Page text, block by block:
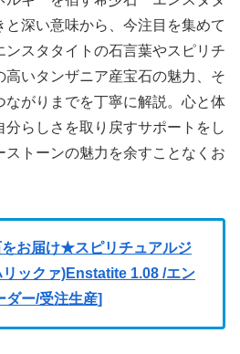
深い意味から、今注目を集めて
ンスタタイトの石言葉やスピリチ
高いタンザニア産宝石の魅力、そ
ながりまでを丁寧に解説。心と体
らしさを取り戻すサポートをし
ストーンの魅力を余すことなくお
お届け★スピリチュアルジ
ックァ)Enstatite 1.08 /エン
ダー/受注生産]